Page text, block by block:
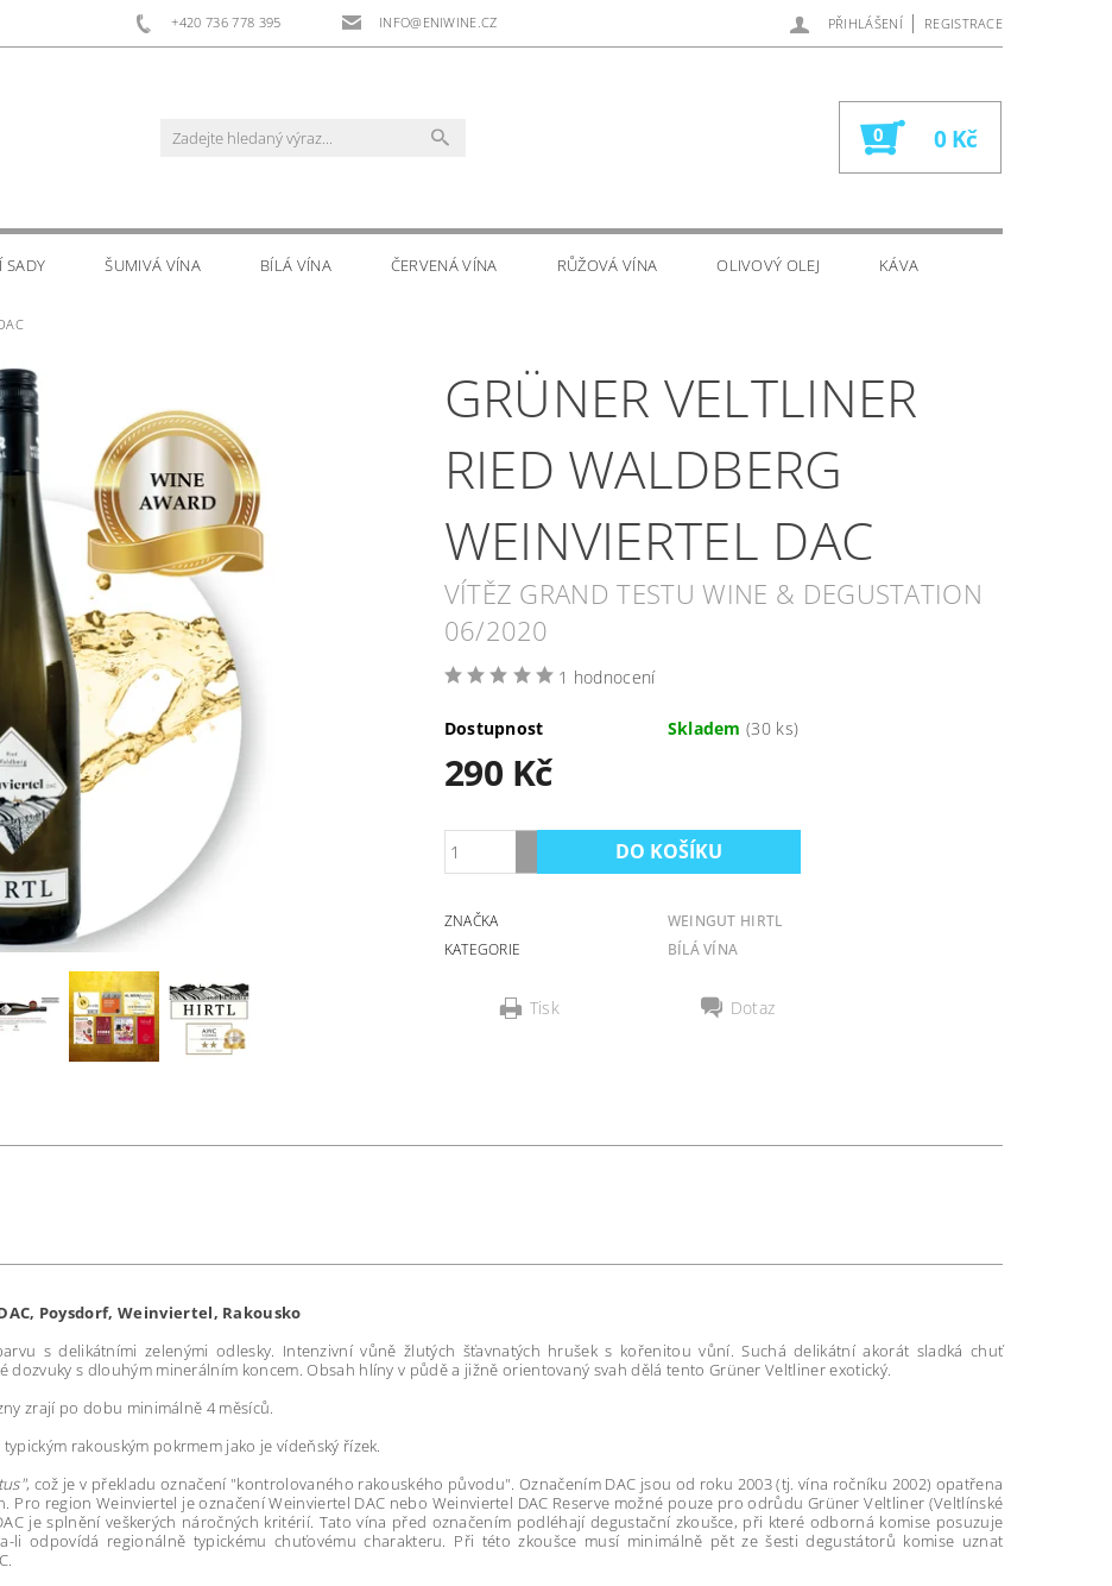
+420 736 778 395 INFO@ENIWINE.CZ PŘIHLÁŠENÍ | REGISTRACE
0 0 Kč
SADY ŠUMIVÁ VÍNA BÍLÁ VÍNA ČERVENÁ VÍNA RŮŽOVÁ VÍNA OLIVOVÝ OLEJ KÁVA
TOURS
GRÜNER VELTLINER
RIED WALDBERG
WEINVIERTEL DAC
VÍTĚZ GRAND TESTU WINE & DEGUSTATION
06/2020
1 hodnocení
Dostupnost Skladem(30 ks)
290 Kč
ZNAČKA
WEINGUT HIRTL
KATEGORIE
BÍLÁ VÍNA
Tisk Dotaz
Poysdorf, Weinviertel, Rakousko
s delikátními zelenými odlesky. Intenzivní vůně žlutých šťavnatých hrušek s kořenitou vůní. Suchá delikátní akorát sladká chuť
dozvuky s dlouhým minerálním koncem.Obsah hlíny v půdě a jižně orientovaný svah dělá tento Grüner Veltliner exotický.
zrají po dobu minimálně 4 měsíců.
rakouským pokrmem jako je vídeňský řízek.
, což je v překladu označení "kontrolovaného rakouského původu". Označením DAC jsou od roku 2003 (tj. vína ročníku 2002) opatřena
region Weinviertel je označení Weinviertel DAC nebo Weinviertel DAC Reserve možné pouze pro odrůdu Grüner Veltliner (Veltlínské
je splnění veškerých náročných kritérií. Tato vína před označením podléhají degustační zkoušce, při které odborná komise posuzuje
li odpovídá regionálně typickému chuťovému charakteru. Při této zkoušce musí minimálně pět ze šesti degustátorů komise uznat